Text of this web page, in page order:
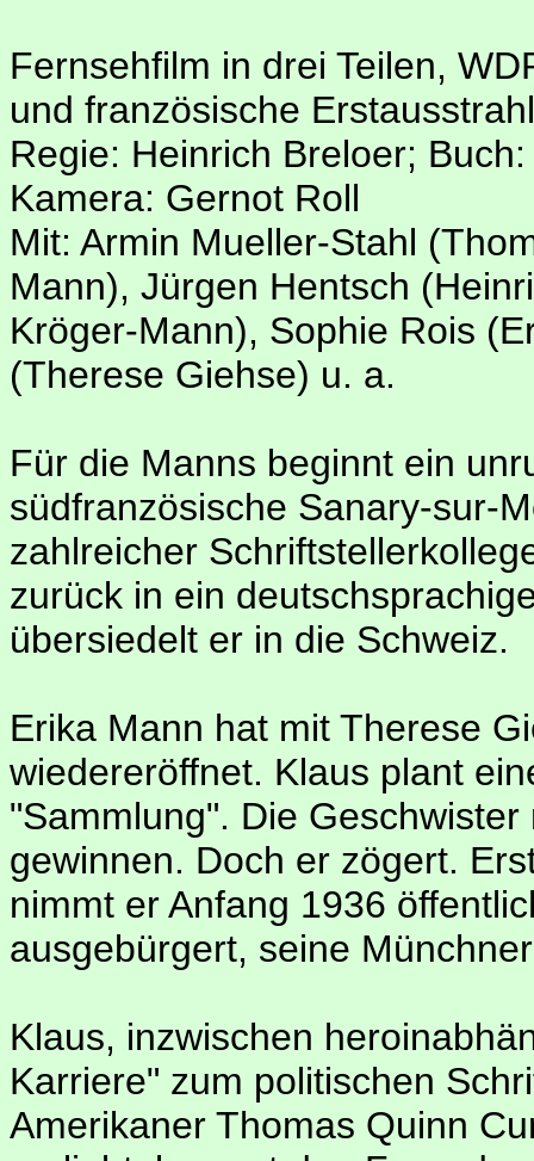
Fernsehfilm in drei Teilen,
und französische
Regie: Heinrich Breloer;
Kamera: Gernot Roll
Mit: Armin Mueller-Stahl
Mann), Jürgen Hentsch
Kröger-Mann), Sophie Rois
(Therese Giehse) u. a.
Für die Manns beginnt ein
südfranzösische Sanary-sur-
zahlreicher
zurück in ein
übersiedelt er in die Schweiz.
Erika Mann hat mit Therese
wiedereröffnet. Klaus plant
"Sammlung". Die
gewinnen. Doch er zögert.
nimmt er Anfang 1936
ausgebürgert, seine
Klaus, inzwischen
Karriere" zum politischen
Amerikaner Thomas Quinn